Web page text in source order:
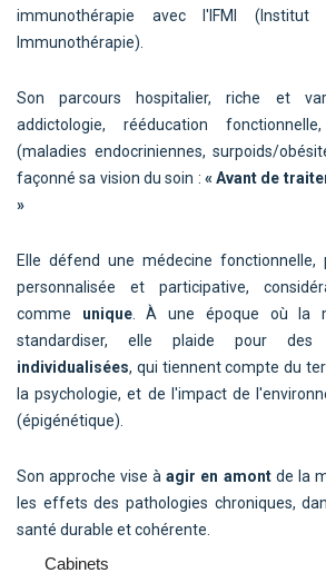
immunothérapie avec l'IFMI (Institut
Immunothérapie).
Son parcours hospitalier, riche et
addictologie, rééducation
(maladies endocriniennes, surpoids/
façonné sa vision du soin : « Avant de
»
Elle défend une médecine fonctionnelle,
personnalisée et participative,
comme unique. À une époque où la
standardiser, elle plaide pour
individualisées, qui tiennent compte du
la psychologie, et de l'impact de
(épigénétique).
Son approche vise àagir en amontde la
les effets des pathologies chroniques,
santé durable et cohérente.